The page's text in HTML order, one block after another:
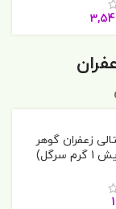
زعفران گوهر
سرگل)